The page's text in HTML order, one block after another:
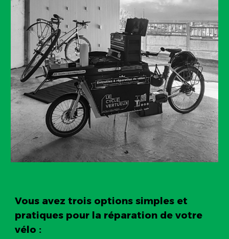
Vous avez trois options simples et
pratiques pour la réparation de votre
vélo :